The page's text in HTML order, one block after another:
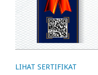
LIHAT SERTIFIKAT